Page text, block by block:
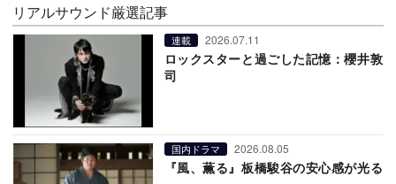
リアルサウンド厳選記事
連載 2026.07.11
ロックスターと過ごした記憶：櫻井敦
司
国内ドラマ 2026.08.05
『風、薫る』板橋駿谷の安心感が光る